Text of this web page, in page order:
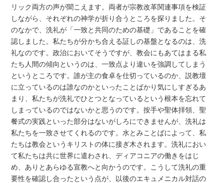
リック両方の声が聞こえます。両者が宗教改革関連事項を検証
しながら、それぞれの神学が折り合うところを探りました。そ
のなかで、洗礼が「一致と共同のための基礎」であることを確
認しました。私たちが分かち合える証しの基盤となるのは、洗
礼なのです。政治においてそうですが、教会にもあてはまる私
たち人間の傾向というのは、一致点より違いを強調してしまう
というところです。誰が主の食卓を仕切っているのか、説教壇
に立っているのは誰なのかといったことばかり気にしすぎるあ
まり、私たちが洗礼でひとつとなっているという根本を忘れて
しまっているのではないかと思うのです。按手や聖体拝領、聖
餐式の実践といった部分はないがしろにできませんが、洗礼は
私たちを一致させてくれるのです。水とみことばによって、私
たちは教会というキリストの体に接ぎ木されます。洗礼におい
て私たちは共に世界に遣わされ、ディアコニアの働きをはじ
め、ありとあらゆる宣教へと向かうのです。こうして洗礼の重
要性を確認し合ったという点が、以後のエキュメニカル対話の